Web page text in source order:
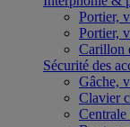
Portier,
Portier,
Carillon
Sécurité des
Gâche,
Clavier
Centrale